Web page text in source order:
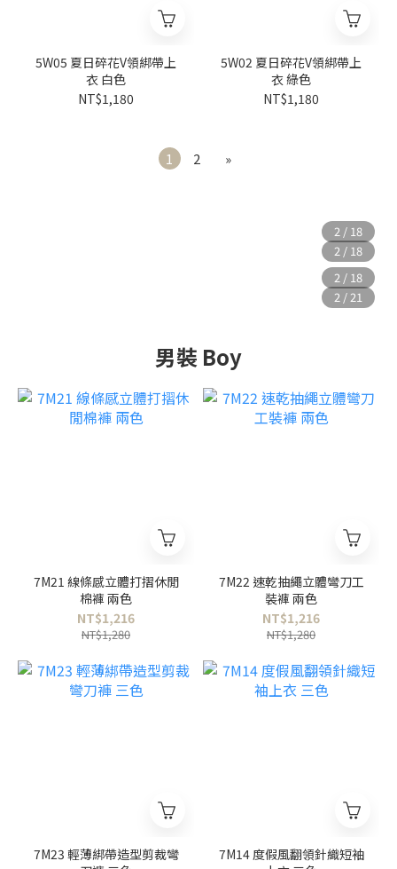
5W05 夏日碎花V領綁帶上
衣 白色
NT$1,180
5W02 夏日碎花V領綁帶上
衣 綠色
NT$1,180
1 2 »
男裝 Boy
7M21 線條感立體打摺休閒
棉褲 兩色
NT$1,216
NT$1,280
7M22 速乾抽繩立體彎刀工
裝褲 兩色
NT$1,216
NT$1,280
7M23 輕薄綁帶造型剪裁彎
7M14 度假風翻領針織短袖